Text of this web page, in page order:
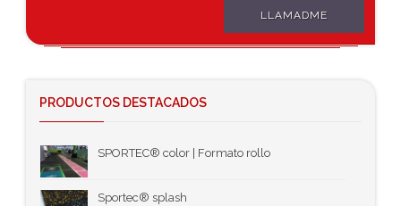
LLAMADME
PRODUCTOS DESTACADOS
SPORTEC® color | Formato rollo
Sportec® splash